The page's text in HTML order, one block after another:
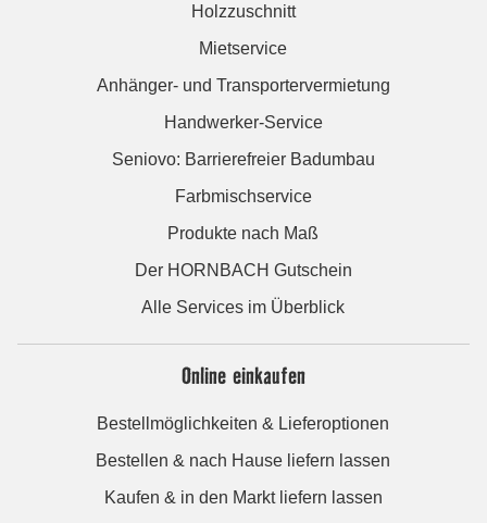
Holzzuschnitt
Mietservice
Anhänger- und Transportervermietung
Handwerker-Service
Seniovo: Barrierefreier Badumbau
Farbmischservice
Produkte nach Maß
Der HORNBACH Gutschein
Alle Services im Überblick
Online einkaufen
Bestellmöglichkeiten & Lieferoptionen
Bestellen & nach Hause liefern lassen
Kaufen & in den Markt liefern lassen